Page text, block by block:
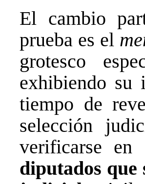
El cambio
prueba es el
grotesco
exhibiendo su
tiempo de
selección
verificarse en
diputados